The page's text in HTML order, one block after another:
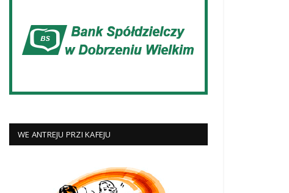
WE ANTREJU PRZI KAFEJU